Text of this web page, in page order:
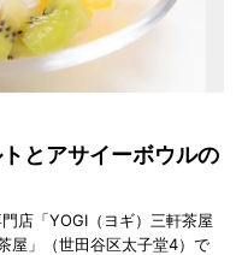
とアサイーボウルの
店「YOGI（ヨギ）三軒茶屋
屋」（世田谷区太子堂4）で